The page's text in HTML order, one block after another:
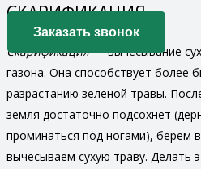
СКАРИФИКАЦИЯ
Скарификация— вычесывание
газона. Она способствует более
разрастанию зеленой травы.
земля достаточно подсохнет
проминаться под ногами), берем
вычесываем сухую траву. Делать